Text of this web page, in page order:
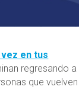
en tus
regresando a
que vuelven